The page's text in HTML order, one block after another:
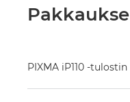
PIXMA iP110 -tulostin